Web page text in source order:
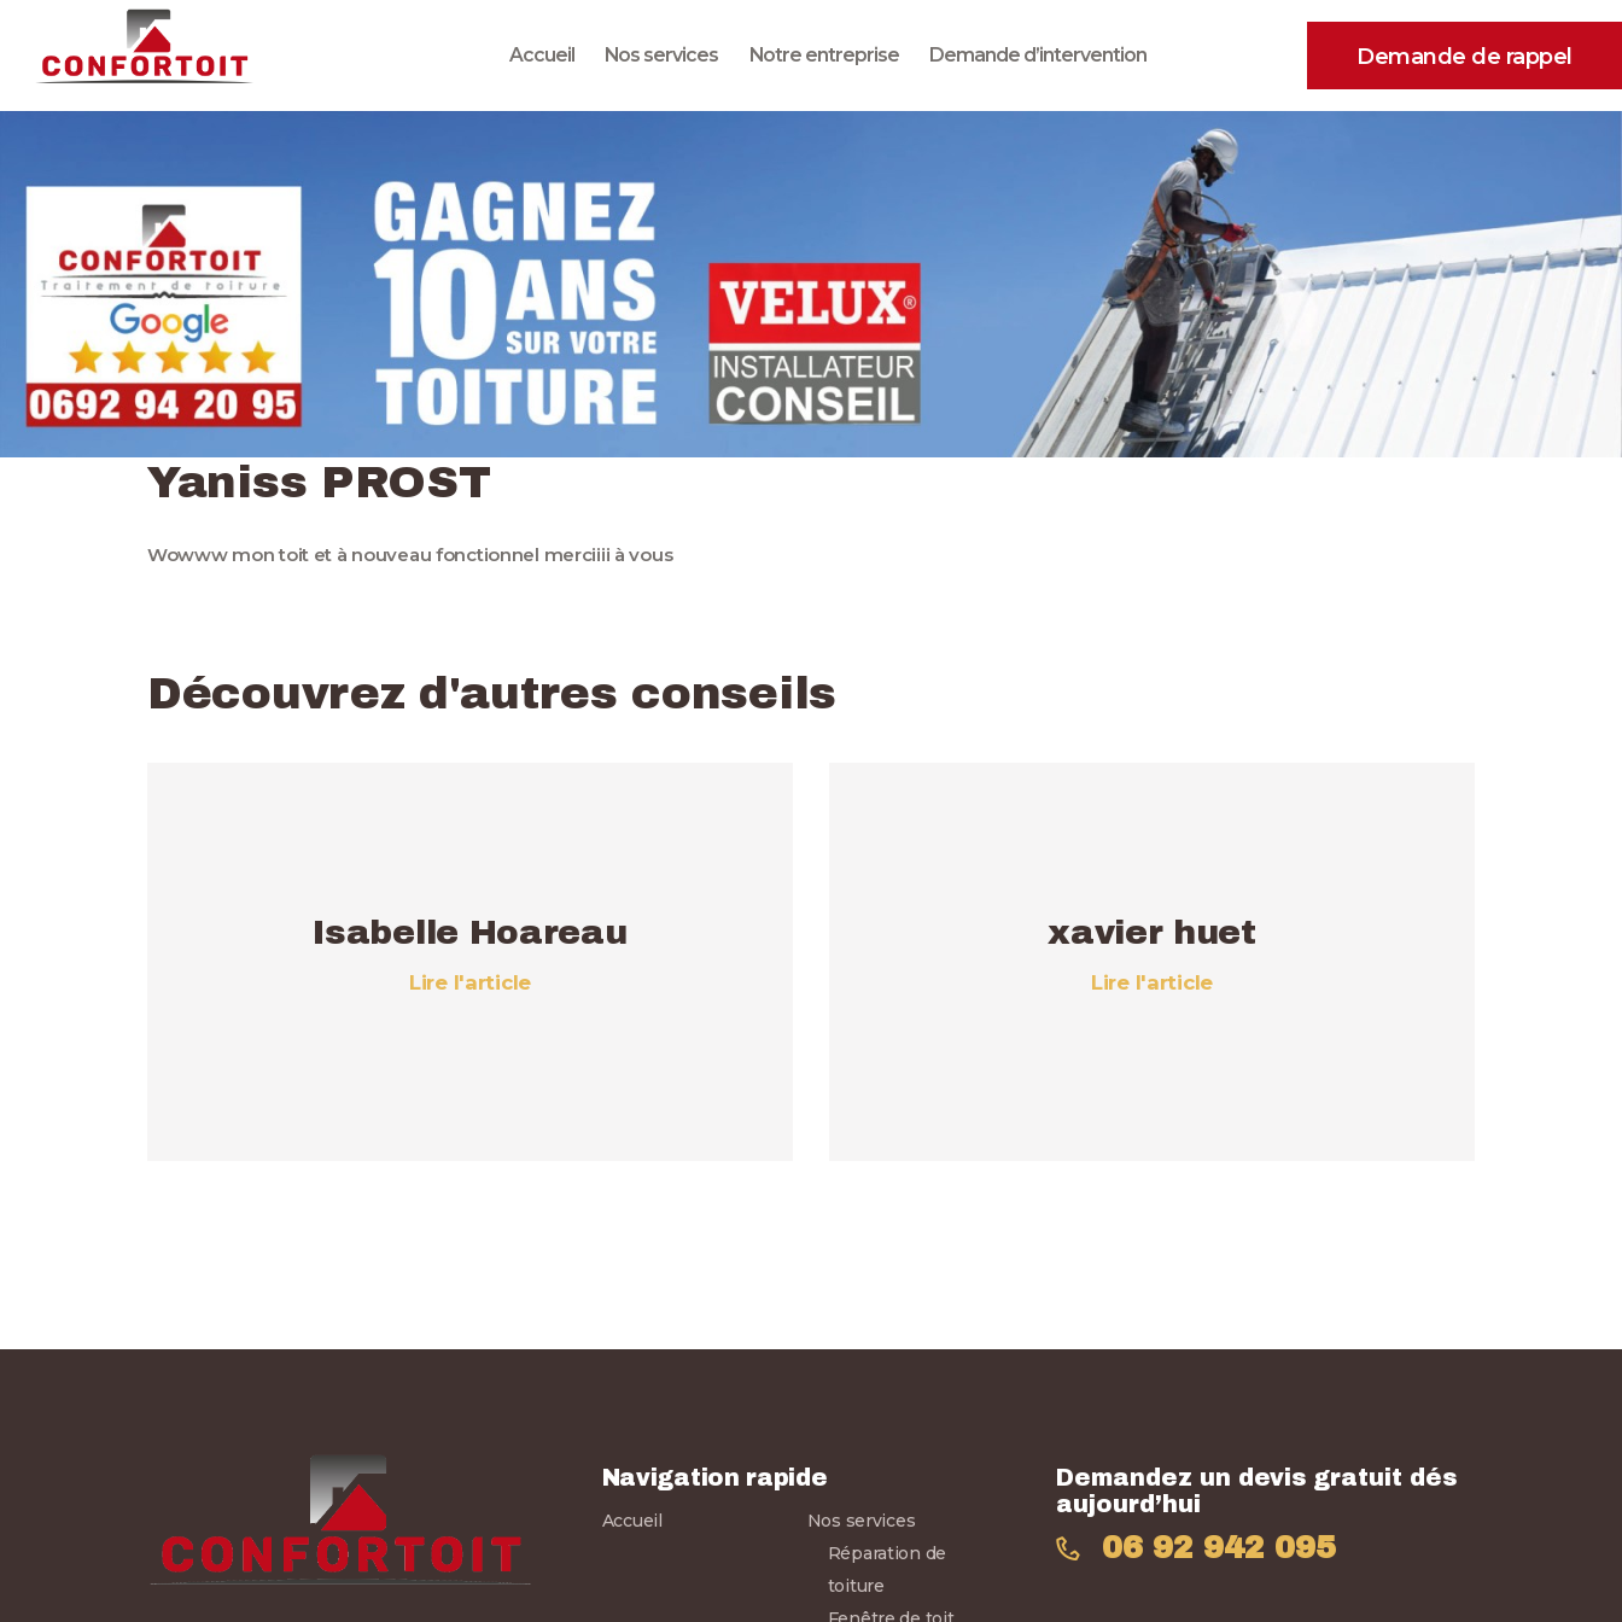
Accueil Nos services Notre entreprise Demande d’intervention Demande de rappel
commerciale
Confortoit
Demande
d’intervention
Contactez-nous
Yaniss PROST
Wowww mon toit et à nouveau fonctionnel merciiii à vous
Découvrez d'autres conseils
Isabelle Hoareau
Lire l'article
xavier huet
Lire l'article
Navigation rapide
Accueil
Nos services
Réparation de
toiture
Demandez un devis gratuit dés
aujourd’hui
06 92 942 095